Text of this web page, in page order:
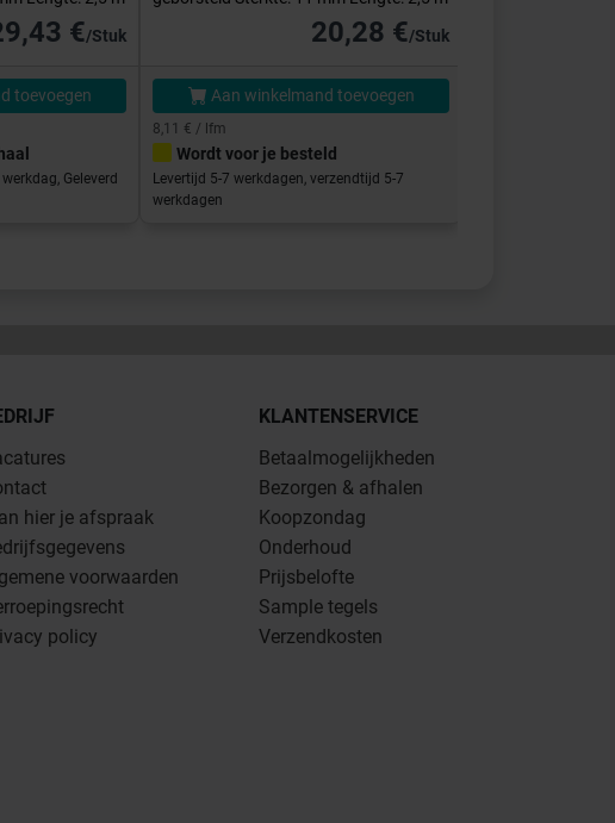
€/Stuk
toevoegen
Geleverd
20,28 €/Stuk
Aan winkelmand toevoegen
8,11 € / lfm
Wordt voor je besteld
Levertijd 5-7 werkdagen, verzendtijd 5-7
werkdagen
hier je afspraak
voorwaarden
policy
KLANTENSERVICE
Betaalmogelijkheden
Bezorgen & afhalen
Koopzondag
Onderhoud
Prijsbelofte
Sample tegels
Verzendkosten